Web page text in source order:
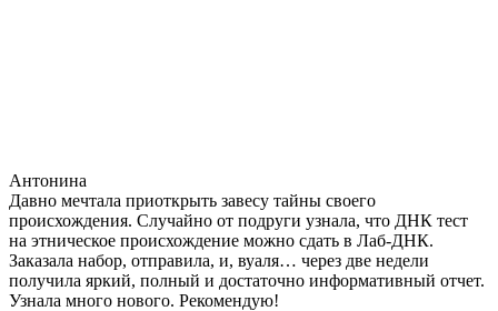
Антонина
Давно мечтала приоткрыть завесу тайны своего
происхождения. Случайно от подруги узнала, что ДНК тест
на этническое происхождение можно сдать в Лаб-ДНК.
Заказала набор, отправила, и, вуаля… через две недели
получила яркий, полный и достаточно информативный отчет.
Узнала много нового. Рекомендую!